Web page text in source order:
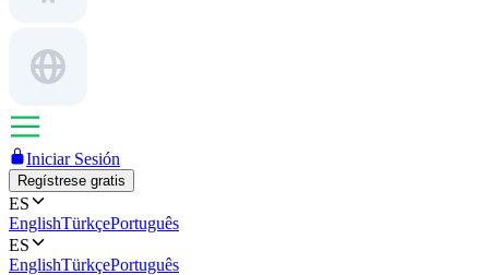
Iniciar Sesión
Regístrese gratis
ES
EnglishTürkçePortuguês
ES
EnglishTürkçePortuguês